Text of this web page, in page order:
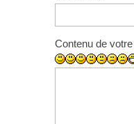
Contenu de